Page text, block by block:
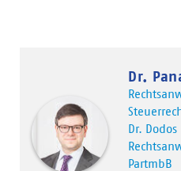
Dr.
Dr.
PartmbB